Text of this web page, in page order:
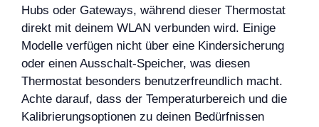
Hubs oder Gateways, während dieser Thermostat
direkt mit deinem WLAN verbunden wird. Einige
Modelle verfügen nicht über eine Kindersicherung
oder einen Ausschalt-Speicher, was diesen
Thermostat besonders benutzerfreundlich macht.
Achte darauf, dass der Temperaturbereich und die
Kalibrierungsoptionen zu deinen Bedürfnissen